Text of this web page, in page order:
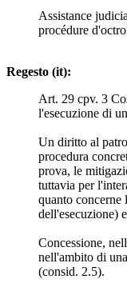
Assistance
procédure
Regesto (it):
Art. 29 cpv. 3
l'esecuzione di
Un diritto al
procedura
prova, le
tuttavia per
quanto concerne
dell'esecuzione)
Concessione,
nell'ambito di
(consid. 2.5).